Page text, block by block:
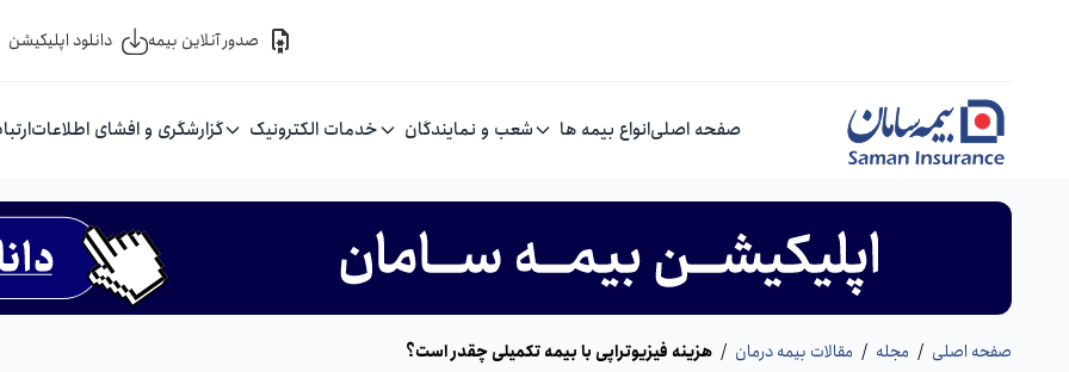
صدور آنلاین بیمه دانلود اپلیکیشن
صفحه اصلیانواع بیمه ها شعب و نمایندگان خدمات الکترونیک گزارشگری و افشای اطلاعات
صفحه اصلی / مجله / مقالات بیمه درمان / هزینه فیزیوتراپی با بیمه تکمیلی چقدر است؟